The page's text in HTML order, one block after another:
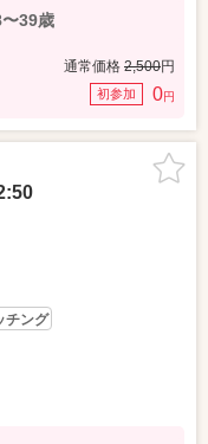
39歳
通常価格 2,500円
初参加 0円
チング